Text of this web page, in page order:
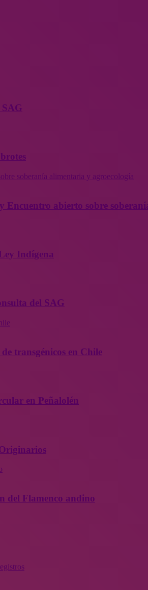
soberanía alimentaria y agroecología
Encuentro abierto sobre
Indígena
del SAG
transgénicos en Chile
en Peñalolén
del Flamenco andino